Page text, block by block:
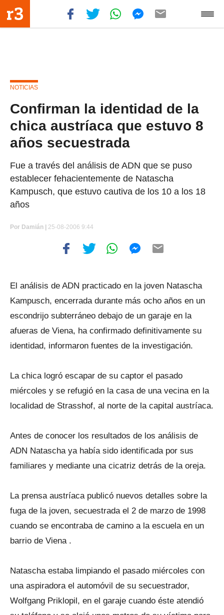
NOTICIAS
Confirman la identidad de la
chica austríaca que estuvo 8
años secuestrada
Fue a través del análisis de ADN que se puso
establecer fehacientemente de Natascha
Kampusch, que estuvo cautiva de los 10 a los 18
años
Por Damián | 25-08-2006 9:44
El análisis de ADN practicado en la joven Natascha
Kampusch, encerrada durante más ocho años en un
escondrijo subterráneo debajo de un garaje en la
afueras de Viena, ha confirmado definitivamente su
identidad, informaron fuentes de la investigación.
La chica logró escapar de su captor el pasado
miércoles y se refugió en la casa de una vecina en la
localidad de Strasshof, al norte de la capital austríaca.
Antes de conocer los resultados de los análisis de
ADN Natascha ya había sido identificada por sus
familiares y mediante una cicatriz detrás de la oreja.
La prensa austríaca publicó nuevos detalles sobre la
fuga de la joven, secuestrada el 2 de marzo de 1998
cuando se encontraba de camino a la escuela en un
barrio de Viena .
Natascha estaba limpiando el pasado miércoles con
una aspiradora el automóvil de su secuestrador,
Wolfgang Priklopil, en el garaje cuando éste atendió